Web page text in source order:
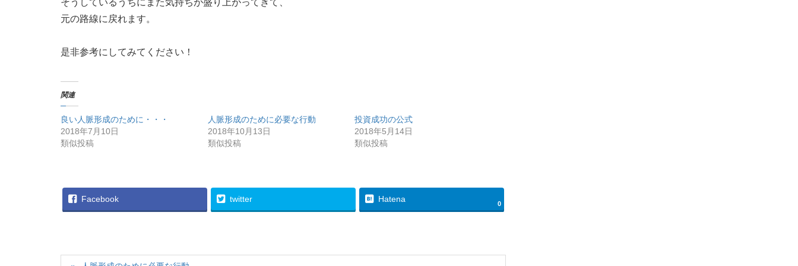
元の路線に戻れます。
是非参考にしてみてください！
関連
良い人脈形成のために・・・
2018年7月10日
類似投稿
人脈形成のために必要な行動
2018年10月13日
類似投稿
投資成功の公式
2018年5月14日
類似投稿
Facebook twitter Hatena 0